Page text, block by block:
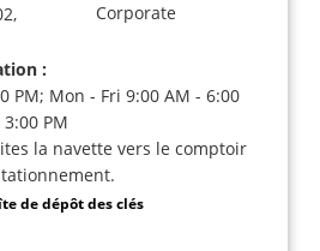
Corporate
:
PM; Mon - Fri 9:00 AM - 6:00
PM
la navette vers le comptoir
de dépôt des clés